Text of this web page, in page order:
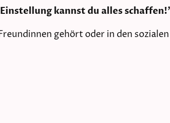
kannst du alles
gehört oder in den sozialen